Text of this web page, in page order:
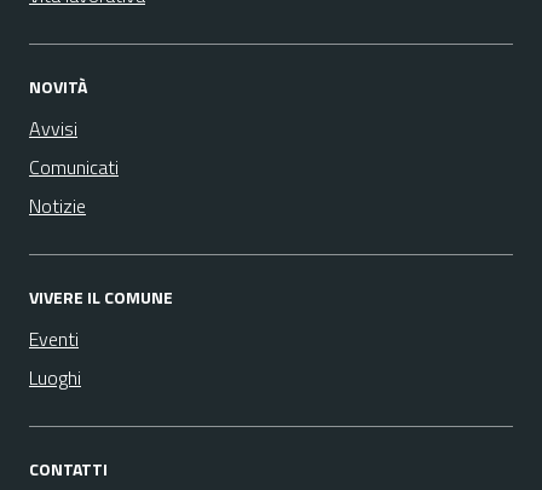
NOVITÀ
Avvisi
Comunicati
Notizie
VIVERE IL COMUNE
Eventi
Luoghi
CONTATTI